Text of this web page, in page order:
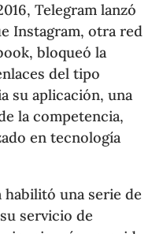
Telegram lanzó
Instagram, otra red
bloqueó la
del tipo
su aplicación, una
la competencia,
en tecnología
habilitó una serie de
servicio de